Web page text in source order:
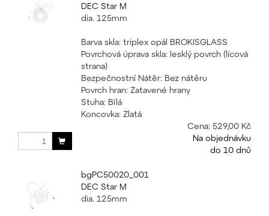
DEC Star M
dia. 125mm
Barva skla: triplex opál BROKISGLASS
Povrchová úprava skla: lesklý povrch (lícová
strana)
Bezpečnostní Nátěr: Bez nátěru
Povrch hran: Zatavené hrany
Stuha: Bílá
Koncovka: Zlatá
Cena: 529,00 Kč
Na objednávku
do 10 dnů
bgPC50020_001
DEC Star M
dia. 125mm